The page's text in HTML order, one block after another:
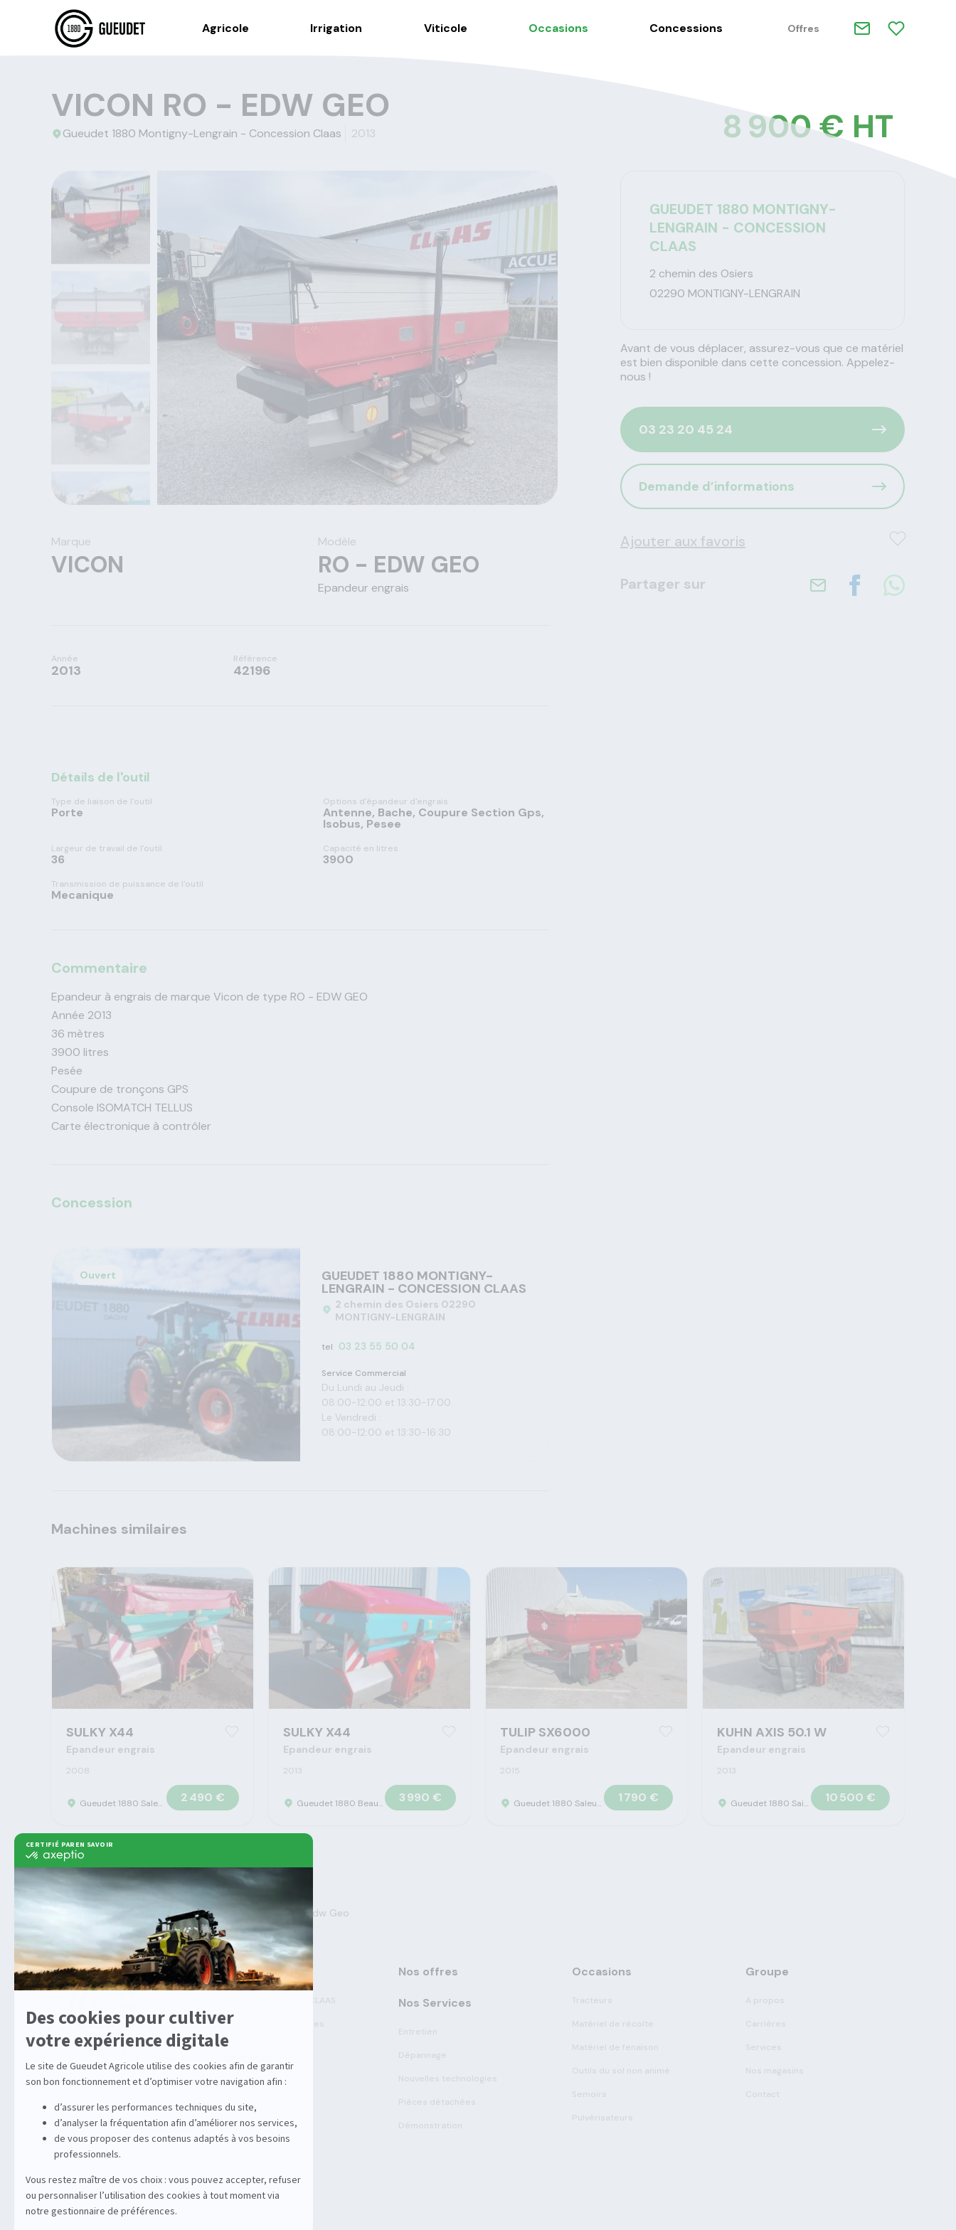
Agricole Irrigation Viticole Occasions Concessions Offres
VICON RO - EDW GEO
Gueudet 1880 Montigny-Lengrain - Concession Claas 2013 8 900 € HT
Marque
VICON
Modèle
RO - EDW GEO
Epandeur engrais
Année
2013
Référence
42196
Détails de l'outil
Type de liaison de l'outil
Porte
Options d'épandeur d'engrais
Antenne, Bache, Coupure Section Gps,
Isobus, Pesee
Largeur de travail de l'outil
36
Capacité en litres
3900
Transmission de puissance de l'outil
Mecanique
Commentaire
Epandeur à engrais de marque Vicon de type RO - EDW GEO
Année 2013
36 mètres
3900 litres
Pesée
Coupure de tronçons GPS
Console ISOMATCH TELLUS
Carte électronique à contrôler
Concession
Ouvert GUEUDET 1880 MONTIGNY-
LENGRAIN - CONCESSION CLAAS
2 chemin des Osiers 02290
MONTIGNY-LENGRAIN
tel 03 23 55 50 04
Service Commercial
Du Lundi au Jeudi :
08:00-12:00 et 13:30-17:00
Le Vendredi :
08:00-12:00 et 13:30-16:30
GUEUDET 1880 MONTIGNY-
LENGRAIN - CONCESSION
CLAAS
2 chemin des Osiers
02290 MONTIGNY-LENGRAIN
Avant de vous déplacer, assurez-vous que ce matériel
est bien disponible dans cette concession. Appelez-
nous !
03 23 20 45 24
Demande d’informations
Ajouter aux favoris
Partager sur
Machines similaires
SULKY X44
Epandeur engrais
2008
Gueudet 1880 Saleux - Concession Claas 2 490 €
SULKY X44
Epandeur engrais
2013
Gueudet 1880 Beauvais - Concession Claas 3 990 €
TULIP SX6000
Epandeur engrais
2015
Gueudet 1880 Saleux - Concession Claas 1 790 €
KUHN AXIS 50.1 W
Epandeur engrais
2013
Gueudet 1880 Saint Omer - Concession Claas 10 500 €
Gueudet 1880 Machine agricole > > Ro - Edw Geo
Agricole
Solutions multimarques
Enrouleurs
Stations
Équipements
Entretien de la vigne
Nos offres
Nos Services
Occasions Groupe